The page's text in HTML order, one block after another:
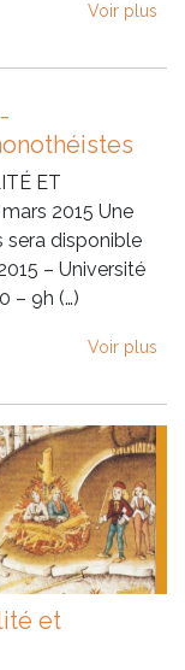
Voir plus
ET
2015 Une
sera disponible
– Université
– 9h (…)
Voir plus
et